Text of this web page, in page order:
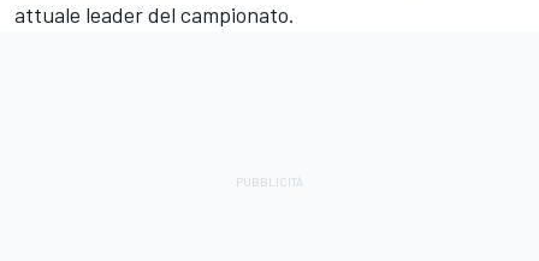
attuale leader del campionato.